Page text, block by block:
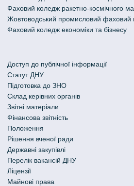
Фаховий коледж ракетно-космічного
Жовтоводський промисловий фаховий
Фаховий коледж економіки та бізнесу
Доступ до публічної інформації
Статут ДНУ
Підготовка до ЗНО
Склад керівних органів
Звітні матеріали
Фінансова звітність
Положення
Рішення вченої ради
Державні закупівлі
Перелік вакансій ДНУ
Ліцензії
Майнові права